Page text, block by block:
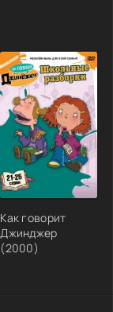
Как говорит
Джинджер
(2000)